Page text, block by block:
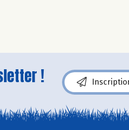
!